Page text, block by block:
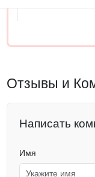
Отзывы и
Написать
Имя